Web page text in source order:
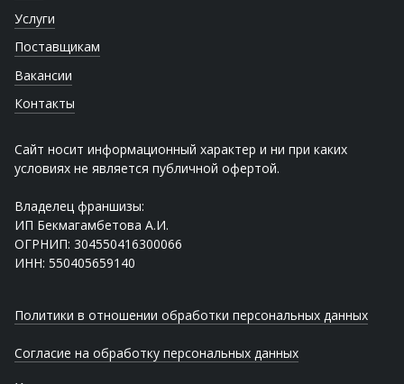
Услуги
Поставщикам
Вакансии
Контакты
Сайт носит информационный характер и ни при каких
условиях не является публичной офертой.
Владелец франшизы:
ИП Бекмагамбетова А.И.
ОГРНИП: 304550416300066
ИНН: 550405659140
Политики в отношении обработки персональных данных
Согласие на обработку персональных данных